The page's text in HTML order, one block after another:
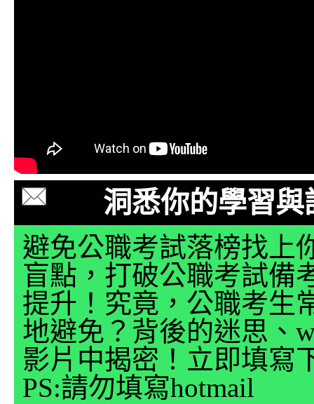
洞悉你的學習
避免公職考試落榜找上
盲點，打破公職考試備
提升！究竟，公職考生
地避免？背後的迷思、
影片中揭密！立即填寫
PS:請勿填寫hotmail